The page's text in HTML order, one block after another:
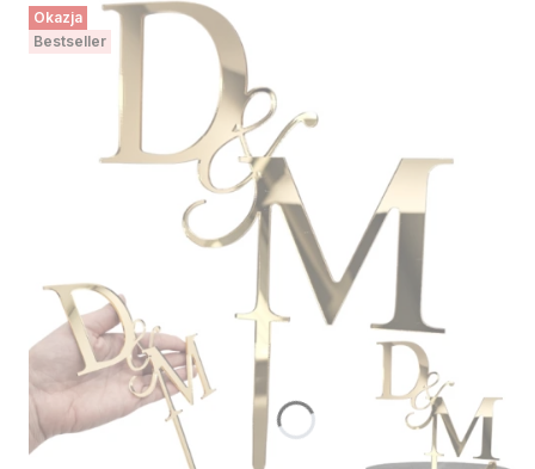
Okazja
Bestseller